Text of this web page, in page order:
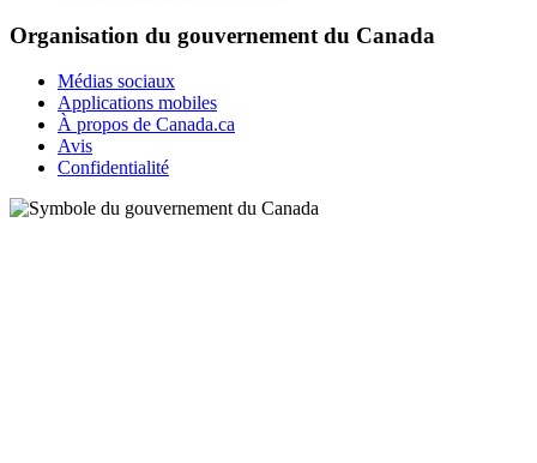
Organisation du gouvernement du Canada
Médias sociaux
Applications mobiles
À propos de Canada.ca
Avis
Confidentialité